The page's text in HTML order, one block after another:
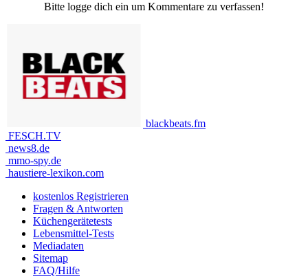
Bitte logge dich ein um Kommentare zu verfassen!
blackbeats.fm
FESCH.TV
news8.de
mmo-spy.de
haustiere-lexikon.com
kostenlos Registrieren
Fragen & Antworten
Küchengerätetests
Lebensmittel-Tests
Mediadaten
Sitemap
FAQ/Hilfe